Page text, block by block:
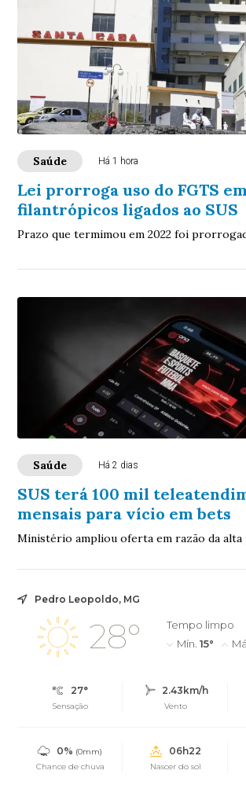
Saúde Há 1 hora
Lei prorroga uso do FGTS
filantrópicos ligados ao SUS
Prazo que termimou em 2022 foi
Saúde Há 2 dias
SUS terá 100 mil
mensais para vício em bets
Ministério ampliou oferta em razão da
Pedro Leopoldo, MG
28°
Tempo limpo
Mín. 15°
27°
Sensação
2.43km/h
Vento
0% (0mm)
Chance de chuva
06h22
Nascer do sol